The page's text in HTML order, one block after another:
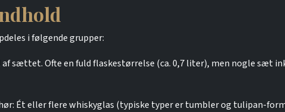
i følgende grupper:
af sættet. Ofte en fuld flaskestørrelse (ca. 0,7 liter), men nogle sæt
Ét eller flere whiskyglas (typiske typer er tumbler og tulipan-